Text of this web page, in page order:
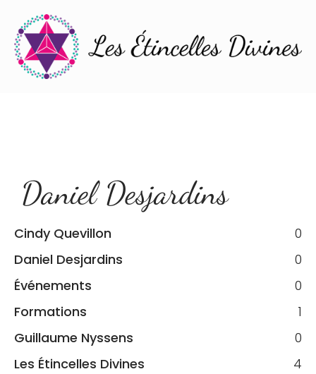
Daniel Desjardins
Cindy Quevillon
0
Daniel Desjardins
0
Événements
0
Formations
1
Guillaume Nyssens
0
Les Étincelles Divines
4